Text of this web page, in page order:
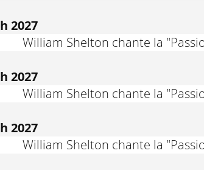
2027
William Shelton chante la
2027
William Shelton chante la
2027
William Shelton chante la